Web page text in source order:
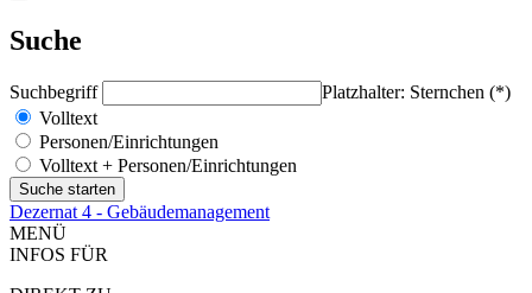
Suche
Suchbegriff
Platzhalter: Sternchen (*)
Volltext
Personen/Einrichtungen
Volltext + Personen/Einrichtungen
Dezernat 4 - Gebäudemanagement
MENÜ
INFOS FÜR